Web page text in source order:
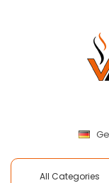
All Categories